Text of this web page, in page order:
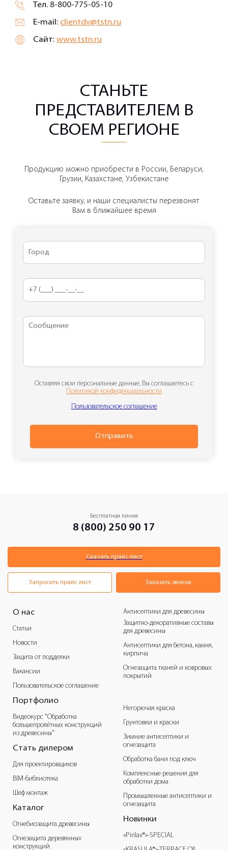
Тел. 8-800-775-05-10
E-mail: clientdv@tstn.ru
Сайт: www.tstn.ru
СТАНЬТЕ
ПРЕДСТАВИТЕЛЕМ В
СВОЕМ РЕГИОНЕ
Продукцию можно приобрести в России, Беларуси,
Грузии, Казахстане, Узбекистане
Оставьте заявку, и наши специалисты перезвонят
Вам в ближайшее время
Оставляя свои персональные данные, Вы соглашаетесь с
Политикой конфиденциальности
Пользовательское соглашение
Отправить
Бесплатная линия
8 (800) 250 90 17
Скачать прайс-лист
Запросить прайс лист
О нас
Статьи
Новости
Защита от подделки
Вакансии
Пользовательское соглашение
Портфолио
Видеокурс "Обработка
большепролётных конструкций
из древесины"
Стать дилером
Для проектировщиков
BIM-библиотека
Шеф монтаж
Каталог
Огнебиозащита древесины
Огнезащита деревянных
конструкций
Антисептики для древесины
Защитно-декоративные составы
для древесины
Антисептики для бетона, камня,
кирпича
Огнезащита тканей и ковровых
покрытий
Негорючая краска
Грунтовки и краски
Зимние антисептики и
огнезащита
Обработка бани под ключ
Комплексные решения для
обработки дома
Промышленные антисептики и
огнезащита
Новинки
«Pirilax®»-SPECIAL
Заказать звонок